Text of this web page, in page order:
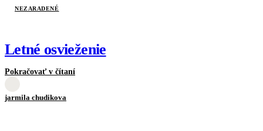
NEZARADENÉ
Letné osvieženie
Pokračovať v čítaní
jarmila chudikova